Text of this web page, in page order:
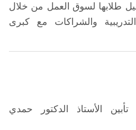
طلابها لسوق العمل من خلال
والشراكات مع كبرى
الأستاذ الدكتور حمدي